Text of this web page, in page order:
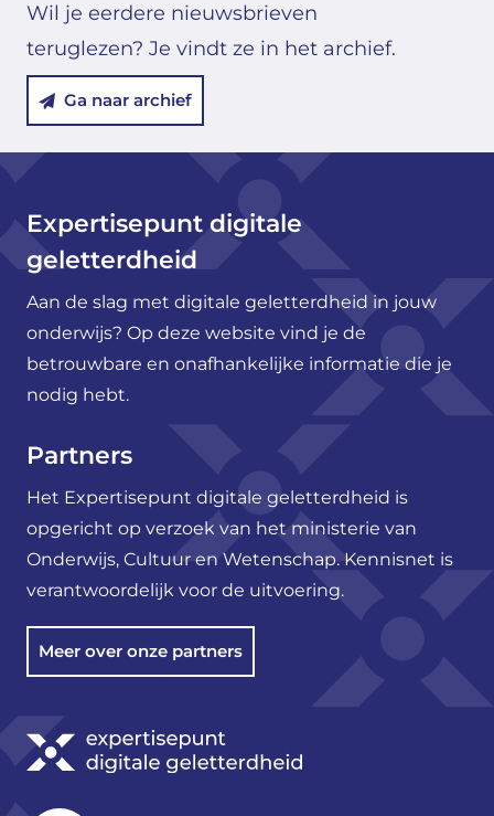
Wil je eerdere nieuwsbrieven
teruglezen? Je vindt ze in het archief.
Ga naar archief
Expertisepunt digitale
geletterdheid
Aan de slag met digitale geletterdheid in jouw
onderwijs? Op deze website vind je de
betrouwbare en onafhankelijke informatie die je
nodig hebt.
Partners
Het Expertisepunt digitale geletterdheid is
opgericht op verzoek van het ministerie van
Onderwijs, Cultuur en Wetenschap. Kennisnet is
verantwoordelijk voor de uitvoering.
Meer over onze partners